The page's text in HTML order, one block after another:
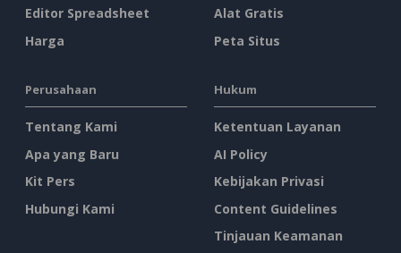
Editor Spreadsheet
Harga
Alat Gratis
Peta Situs
Perusahaan
Tentang Kami
Apa yang Baru
Kit Pers
Hubungi Kami
Hukum
Ketentuan Layanan
AI Policy
Kebijakan Privasi
Content Guidelines
Tinjauan Keamanan